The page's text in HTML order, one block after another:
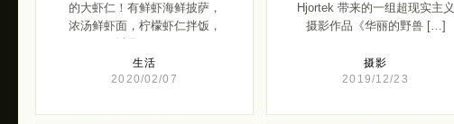
的大虾仁！有鲜虾海鲜披萨，
浓汤鲜虾面，柠檬虾仁拌饭，
生活
2020/02/07
Hjortek 带来的一组超现实主义
摄影作品《华丽的野兽 […]
摄影
2019/12/23